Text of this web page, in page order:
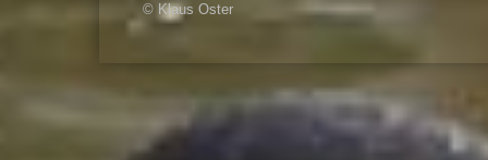
© Klaus Oster